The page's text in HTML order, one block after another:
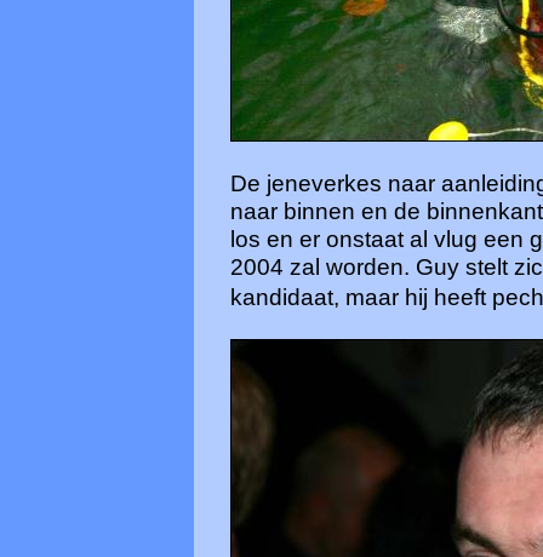
De jeneverkes naar
naar binnen en de
los en er onstaat al vlug een
2004 zal worden. Guy stelt
kandidaat, maar hij heeft